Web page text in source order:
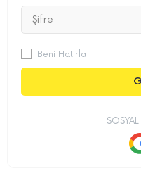
Beni Hatırla